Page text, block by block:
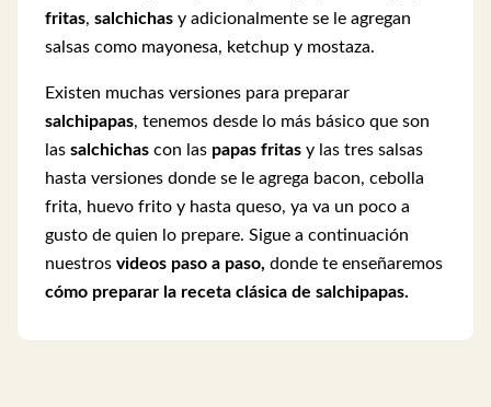
fritas, salchichas y adicionalmente se le agregan
salsas como mayonesa, ketchup y mostaza.
Existen muchas versiones para preparar
salchipapas, tenemos desde lo más básico que son
las salchichas con las papas fritas y las tres salsas
hasta versiones donde se le agrega bacon, cebolla
frita, huevo frito y hasta queso, ya va un poco a
gusto de quien lo prepare. Sigue a continuación
nuestros videos paso a paso, donde te enseñaremos
cómo preparar la receta clásica de salchipapas.